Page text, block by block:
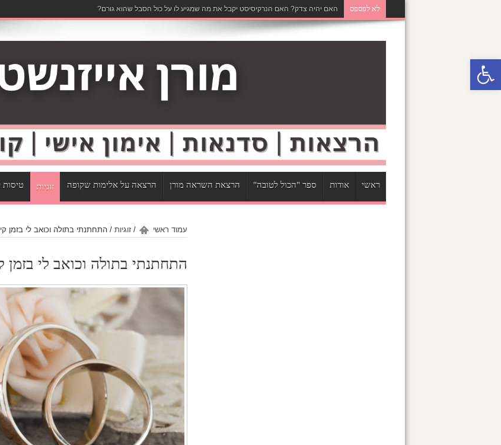
פתח סרגל נגישות
לא לפספס האם יהיה צדק? האם הנרקיסיסט יקבל את מה שמגיע לו על כול הסבל שהוא גורם?
ראשי אודות ספר "הכול לטובה" הרצאת השראה מורן הרצאה על אלימות שקופה זוגיות טיסות
עמוד ראשי /זוגיות /התחתנתי בתולה וכואב לי בזמן
התחתנתי בתולה וכואב לי בזמן